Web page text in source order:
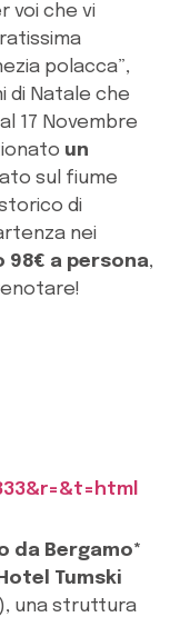
voi che vi
polacca”,
di Natale che
17 Novembre
un
sul fiume
di
nei
98€ a persona,
da Bergamo*
Hotel Tumski
), una struttura